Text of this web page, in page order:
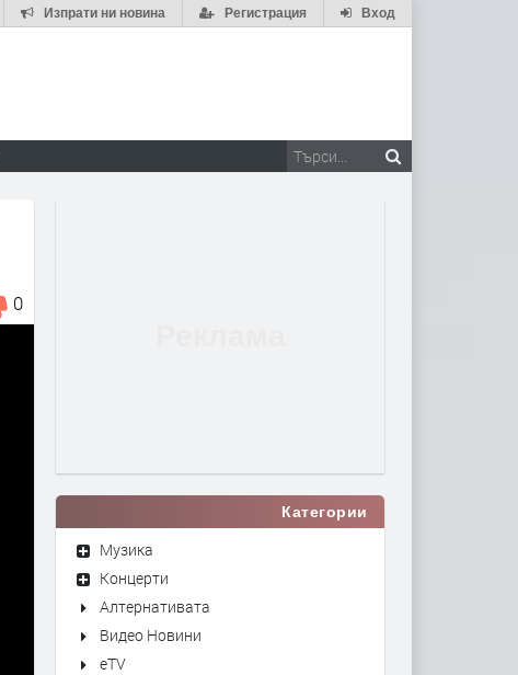
Вход
Регистрация
Изпрати ни новина
0
Категории
Музика
Концерти
Алтернативата
Видео Новини
eTV